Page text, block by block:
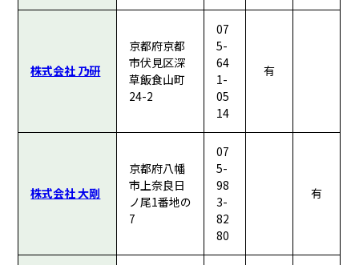
株式会社 乃研
京都府京都
市伏見区深
草飯食山町
24-2
07
5-
64
1-
05
14
有
株式会社 大剛
京都府八幡
市上奈良日
ノ尾1番地の
7
07
5-
98
3-
82
80
有